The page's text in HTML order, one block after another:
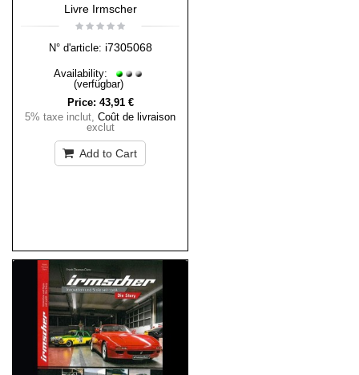
Livre Irmscher
N° d'article: i7305068
Availability:
(verfügbar)
Price: 43,91 €
5% taxe inclut, Coût de livraison
exclut
Add to Cart